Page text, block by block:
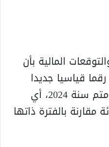
المالية بأن
قياسيا جديدا
قدره 32,7 مليون مسافر متم سنة 2024، أي
في المائة مقارنة بالفترة ذاتها